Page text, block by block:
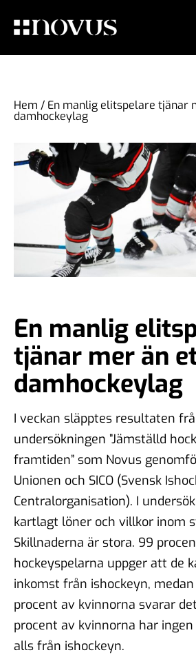
Hem / En manlig elitspelare tjänar
damhockeylag
En manlig
tjänar mer än
damhockeylag
I veckan släpptes resultaten
undersökningen ”Jämställd
framtiden” som Novus
Unionen och SICO (Svensk
Centralorganisation). I
kartlagt löner och villkor inom
Skillnaderna är stora. 99
hockeyspelarna uppger att de
inkomst från ishockeyn,
procent av kvinnorna svarar
procent av kvinnorna har
alls från ishockeyn.